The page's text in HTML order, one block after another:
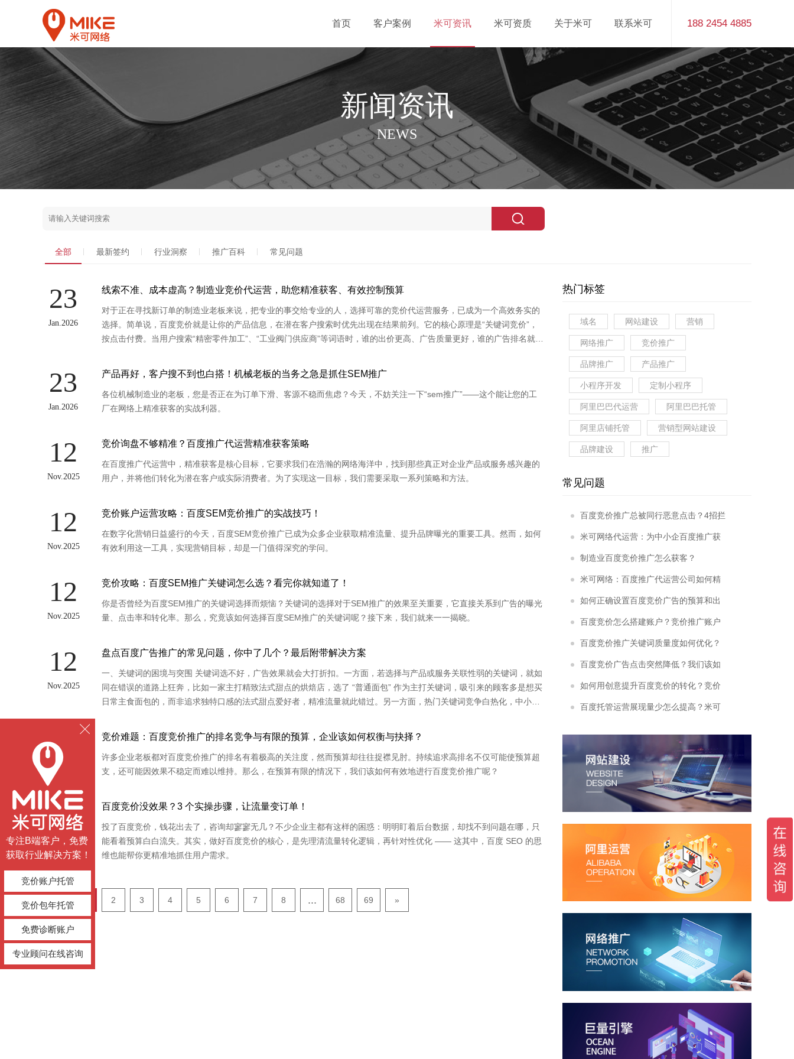
188 2454 4885
首页 客户案例 米可资讯 米可资质 关于米可 联系米可
新闻资讯
NEWS
全部 最新签约 行业洞察 推广百科 常见问题
23
Jan.2026
线索不准、成本虚高？制造业竞价代运营，助您精准获客、有效控制预算
对于正在寻找新订单的制造业老板来说，把专业的事交给专业的人，选择可靠的竞价代运营服务，已成为一个高效务实的
选择。简单说，百度竞价就是让你的产品信息，在潜在客户搜索时优先出现在结果前列。它的核心原理是“关键词竞价”，
按点击付费。当用户搜索“精密零件加工”、“工业阀门供应商”等词语时，谁的出价更高、广告质量更好，谁的广告排名就更
23
Jan.2026
产品再好，客户搜不到也白搭！机械老板的当务之急是抓住SEM推广
各位机械制造业的老板，您是否正在为订单下滑、客源不稳而焦虑？今天，不妨关注一下“sem推广”——这个能让您的工
厂在网络上精准获客的实战利器。
12
Nov.2025
竞价询盘不够精准？百度推广代运营精准获客策略
在百度推广代运营中，精准获客是核心目标，它要求我们在浩瀚的网络海洋中，找到那些真正对企业产品或服务感兴趣的
用户，并将他们转化为潜在客户或实际消费者。为了实现这一目标，我们需要采取一系列策略和方法。
12
Nov.2025
竞价账户运营攻略：百度SEM竞价推广的实战技巧！
在数字化营销日益盛行的今天，百度SEM竞价推广已成为众多企业获取精准流量、提升品牌曝光的重要工具。然而，如何
有效利用这一工具，实现营销目标，却是一门值得深究的学问。
12
Nov.2025
竞价攻略：百度SEM推广关键词怎么选？看完你就知道了！
你是否曾经为百度SEM推广的关键词选择而烦恼？关键词的选择对于SEM推广的效果至关重要，它直接关系到广告的曝光
量、点击率和转化率。那么，究竟该如何选择百度SEM推广的关键词呢？接下来，我们就来一一揭晓。
12
Nov.2025
盘点百度广告推广的常见问题，你中了几个？最后附带解决方案
一、关键词的困境与突围 关键词选不好，广告效果就会大打折扣。一方面，若选择与产品或服务关联性弱的关键词，就如
同在错误的道路上狂奔，比如一家主打精致法式甜点的烘焙店，选了 “普通面包” 作为主打关键词，吸引来的顾客多是想买
日常主食面包的，而非追求独特口感的法式甜点爱好者，精准流量就此错过。另一方面，热门关键词竞争白热化，中小微
雀，流量根本撑不起推广需求。
12
Nov.2025
竞价难题：百度竞价推广的排名竞争与有限的预算，企业该如何权衡与抉择？
许多企业老板都对百度竞价推广的排名有着极高的关注度，然而预算却往往捉襟见肘。持续追求高排名不仅可能使预算超
支，还可能因效果不稳定而难以维持。那么，在预算有限的情况下，我们该如何有效地进行百度竞价推广呢？
17
Sep.2025
百度竞价没效果？3 个实操步骤，让流量变订单！
投了百度竞价，钱花出去了，咨询却寥寥无几？不少企业主都有这样的困惑：明明盯着后台数据，却找不到问题在哪，只
能看着预算白白流失。其实，做好百度竞价的核心，是先理清流量转化逻辑，再针对性优化 —— 这其中，百度 SEO 的思
维也能帮你更精准地抓住用户需求。
« 2 3 4 5 6 7 8 ... 68 69 »
热门标签
域名 网站建设 营销
网络推广 竞价推广
品牌推广 产品推广
小程序开发 定制小程序
阿里巴巴代运营 阿里巴巴托管
阿里店铺托管 营销型网站建设
品牌建设 推广
常见问题
百度竞价推广总被同行恶意点击？4招拦
截99%无效流量！
米可网络代运营：为中小企百度推广获
客“开路”
制造业百度竞价推广怎么获客？
米可网络：百度推广代运营公司如何精
准挖掘长尾流量
如何正确设置百度竞价广告的预算和出
价？
百度竞价怎么搭建账户？竞价推广账户
搭建需要注意些什么？
百度竞价推广关键词质量度如何优化？
竞价关键词质量度优化有以下3种方法！
百度竞价广告点击突然降低？我们该如
何解决
如何用创意提升百度竞价的转化？竞价
托管公司常用秘诀分享
百度托管运营展现量少怎么提高？米可
专注B端客户，免费
获取行业解决方案！
竞价账户托管
竞价包年托管
免费诊断账户
专业顾问在线咨询